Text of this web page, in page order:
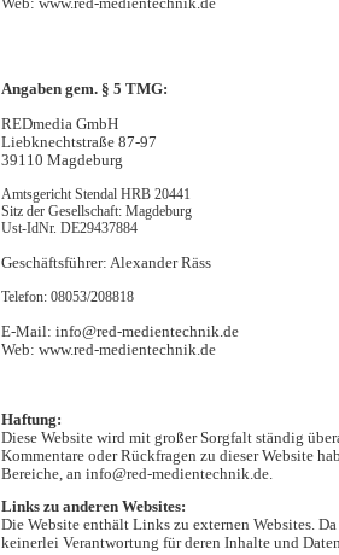
Angaben gem. § 5 TMG:
REDmedia GmbH
Liebknechtstraße 87-97
39110 Magdeburg
Amtsgericht Stendal HRB 20441
Sitz der Gesellschaft: Magdeburg
Ust-IdNr. DE29437884
Geschäftsführer: Alexander Räss
Telefon: 08053/208818
E-Mail: info@red-medientechnik.de
Web: www.red-medientechnik.de
Haftung:
Diese Website wird mit großer Sorgfalt ständig
Kommentare oder Rückfragen zu dieser Website
Bereiche, an info@red-medientechnik.de.
Links zu anderen Websites:
Die Website enthält Links zu externen Websites.
keinerlei Verantwortung für deren Inhalte und